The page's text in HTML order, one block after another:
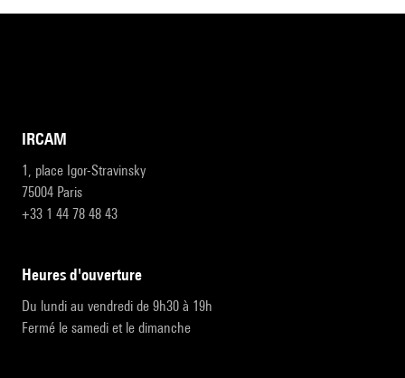
IRCAM
1, place Igor-Stravinsky
75004 Paris
+33 1 44 78 48 43
heures d'ouverture
Du lundi au vendredi de 9h30 à 19h
Fermé le samedi et le dimanche